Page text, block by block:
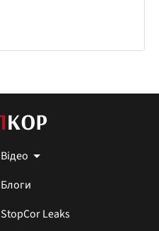
Відео
Блоги
StopCor Leaks